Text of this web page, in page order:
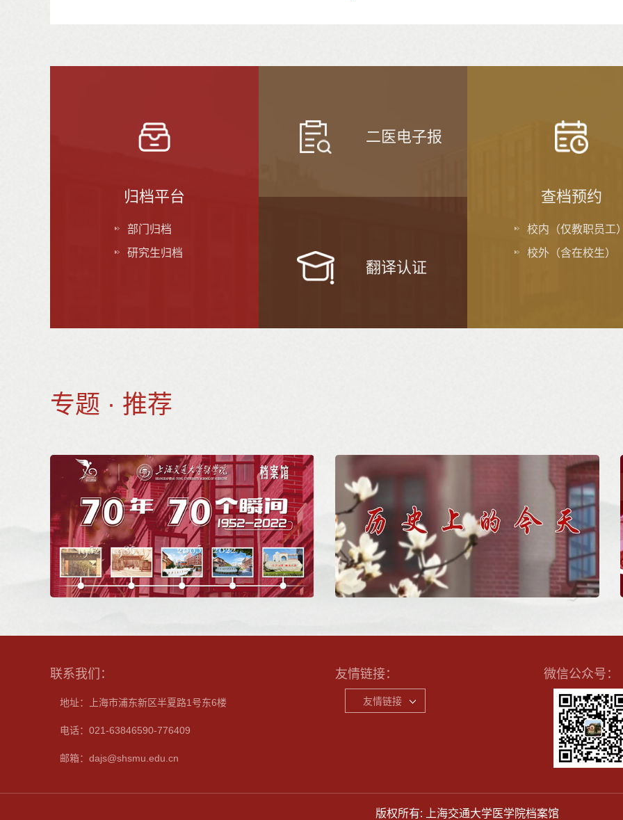
归档平台
部门归档
研究生归档
二医电子报
翻译认证
查档预约
校内（仅教职员工
校外（含在校生）
专题 · 推荐
联系我们：
地址：上海市浦东新区半夏路1号东6楼
电话：021-63846590-776409
邮箱：dajs@shsmu.edu.cn
友情链接：
友情链接
微信公众号：
版权所有: 上海交通大学医学院档案馆